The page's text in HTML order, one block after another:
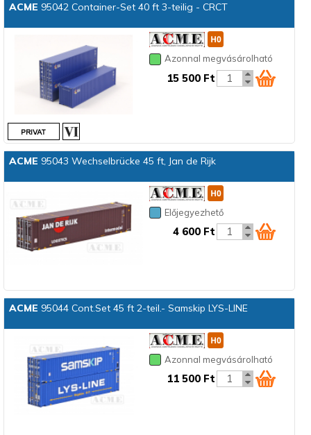
ACME 95042 Container-Set 40 ft 3-teilig - CRCT
Azonnal megvásárolható
15 500 Ft
ACME 95043 Wechselbrücke 45 ft, Jan de Rijk
Előjegyezhető
4 600 Ft
ACME 95044 Cont.Set 45 ft 2-teil.- Samskip LYS-LINE
Azonnal megvásárolható
11 500 Ft